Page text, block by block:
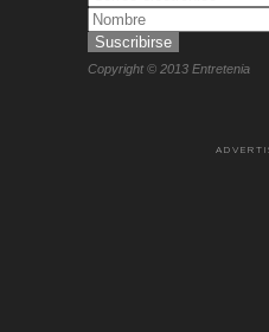
Copyright © 2013 Entretenia